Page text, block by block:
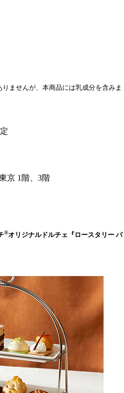
ませんが、本商品には乳成分を含みま
京 1階、3階
®オリジナルドルチェ『ロースタリー パ